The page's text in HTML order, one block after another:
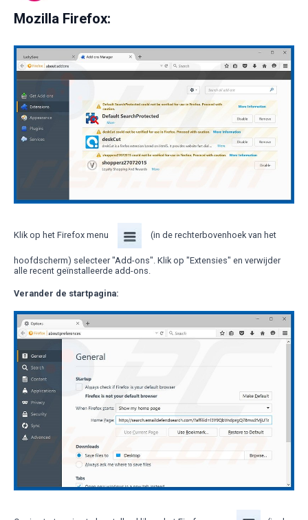
Mozilla Firefox:
Klik op het Firefox menu (in de rechterbovenhoek van het
hoofdscherm) selecteer "Add-ons". Klik op "Extensies" en verwijder
alle recent geïnstalleerde add-ons.
Verander de startpagina: